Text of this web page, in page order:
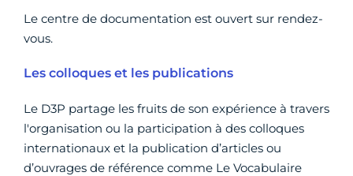
Le centre de documentation est ouvert sur rendez-
vous.
Les colloques et les publications
Le D3P partage les fruits de son expérience à travers
l'organisation ou la participation à des colloques
internationaux et la publication d’articles ou
d’ouvrages de référence comme Le Vocabulaire